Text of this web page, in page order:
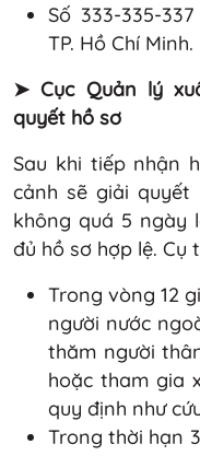
Số 333-335-
TP. Hồ Chí Minh.
➤ Cục Quản lý
quyết hồ sơ
Sau khi tiếp nhận
cảnh sẽ giải
không quá 5 ngày
đủ hồ sơ hợp lệ. Cụ
Trong vòng 12
người nước
thăm người
hoặc tham gia
quy định như
Trong thời hạn